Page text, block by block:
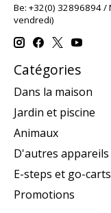
Be: +32(0) 32896894 /
vendredi)
Catégories
Dans la maison
Jardin et piscine
Animaux
D'autres appareils
E-steps et go-carts
Promotions